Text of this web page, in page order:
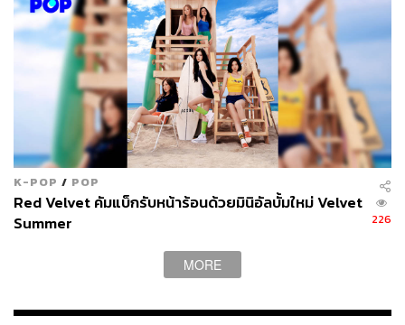
K-POP / POP
Red Velvet คัมแบ็กรับหน้าร้อนด้วยมินิอัลบั้มใหม่ Velvet
Summer
226
MORE